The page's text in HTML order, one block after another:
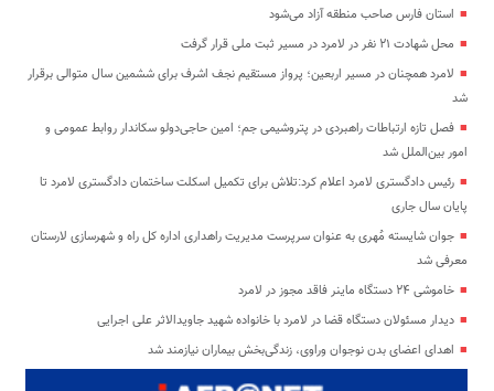
استان فارس صاحب منطقه آزاد می‌شود
محل شهادت ۲۱ نفر در لامرد در مسیر ثبت ملی قرار گرفت
لامرد همچنان در مسیر اربعین؛ پرواز مستقیم نجف اشرف برای ششمین سال متوالی برقرار
شد
فصل تازه ارتباطات راهبردی در پتروشیمی جم؛ امین حاجی‌دولو سکاندار روابط عمومی و
امور بین‌الملل شد
رئیس دادگستری لامرد اعلام کرد:تلاش برای تکمیل اسکلت ساختمان دادگستری لامرد تا
پایان سال جاری
جوان شایسته مُهری به عنوان سرپرست مدیریت راهداری اداره کل راه و شهرسازی لارستان
معرفی شد
خاموشی ۲۴ دستگاه ماینر فاقد مجوز در لامرد
دیدار مسئولان دستگاه قضا در لامرد با خانواده شهید جاویدالاثر علی اجرایی
اهدای اعضای بدن نوجوان وراوی، زندگی‌بخش بیماران نیازمند شد